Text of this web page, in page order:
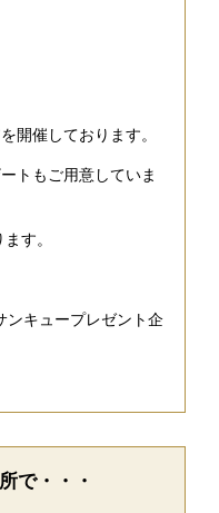
開催しております。
トもご用意していま
す。
ンキュープレゼント企
で・・・